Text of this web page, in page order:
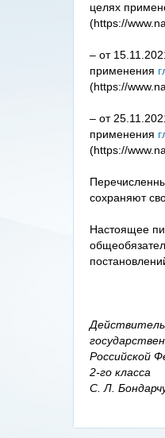
целях
(https://
– от
применения
(https://
– от
применения
(https://
сохраняют
Настоящее
Российской
2-го класса
С. Л.